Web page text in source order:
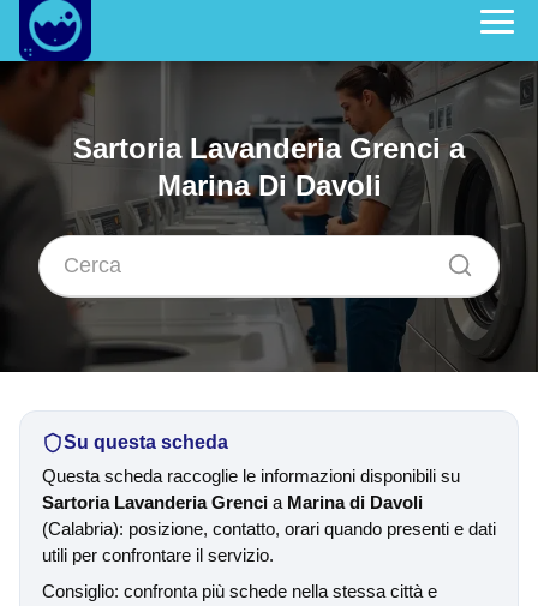
Sartoria Lavanderia Grenci a
Marina Di Davoli
Su questa scheda
Questa scheda raccoglie le informazioni disponibili su
Sartoria Lavanderia Grenci a Marina di Davoli
(Calabria): posizione, contatto, orari quando presenti e dati
utili per confrontare il servizio.
Consiglio: confronta più schede nella stessa città e